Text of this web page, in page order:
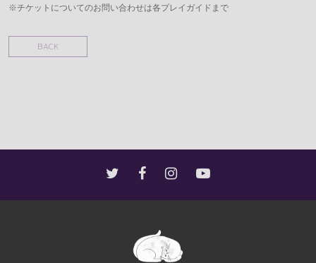
※チケットについてのお問い合わせは各プレイガイドまで
BACK